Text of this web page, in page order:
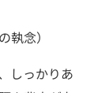
執念）
しっかりあ